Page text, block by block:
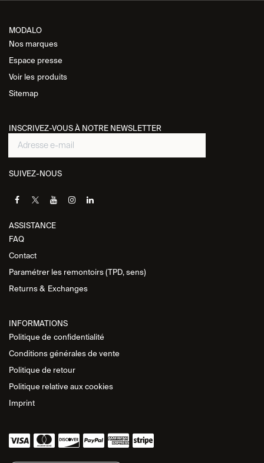
MODALO
Nos marques
Espace presse
Voir les produits
Sitemap
INSCRIVEZ-VOUS À NOTRE NEWSLETTER
SUIVEZ-NOUS
ASSISTANCE​
FAQ
Contact
Paramétrer les remontoirs (TPD, sens)
Returns & Exchanges
INFORMATIONS
Politique de confidentialité
Conditions générales de vente
Politique de retour
Politique relative aux cookies
Imprint